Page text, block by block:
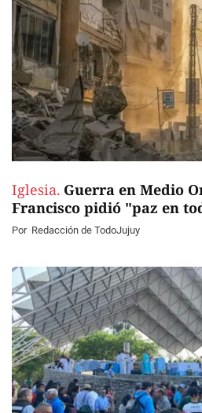
Iglesia. Guerra en Medio
Francisco pidió "paz en
Por Redacción de TodoJujuy